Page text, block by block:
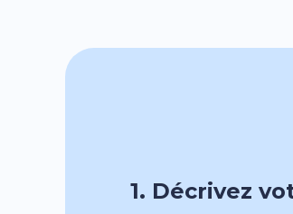
1. Décrivez